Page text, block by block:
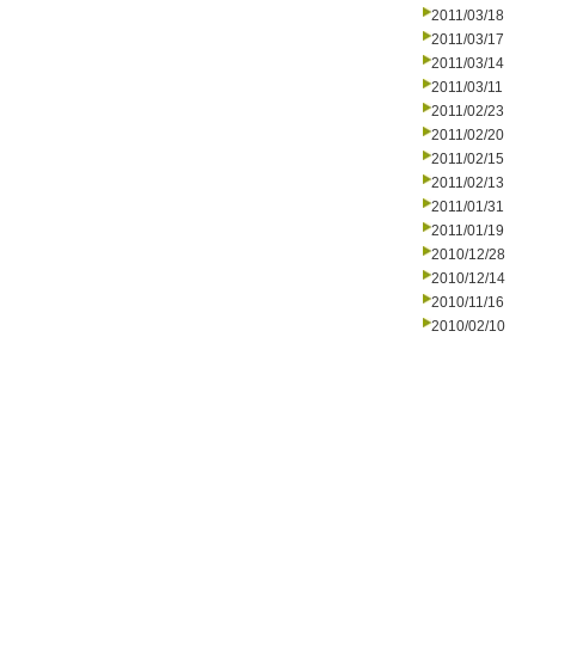
2011/03/18
2011/03/17
2011/03/14
2011/03/11
2011/02/23
2011/02/20
2011/02/15
2011/02/13
2011/01/31
2011/01/19
2010/12/28
2010/12/14
2010/11/16
2010/02/10